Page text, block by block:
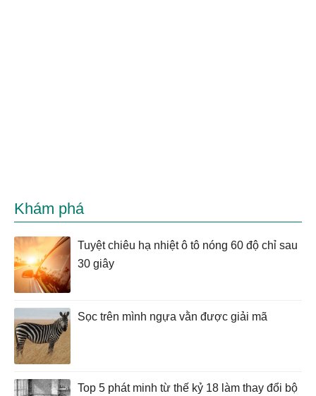
Khám phá
Tuyệt chiêu hạ nhiệt ô tô nóng 60 độ chỉ sau
30 giây
Sọc trên mình ngựa vằn được giải mã
Top 5 phát minh từ thế kỷ 18 làm thay đổi bộ